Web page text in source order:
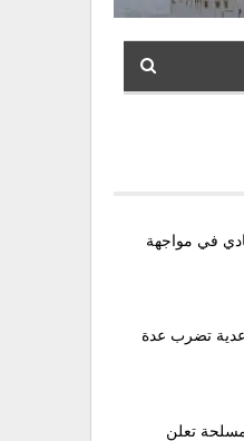
في مواجهة
تضرب عدة
تعلن